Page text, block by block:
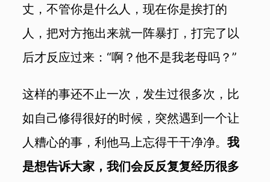
丈，不管你是什么人，现在你是挨打的
人，把对方拖出来就一阵暴打，打完了以
后才反应过来：“啊？他不是我老母吗？”
这样的事还不止一次，发生过很多次，比
如自己修得很好的时候，突然遇到一个让
人糟心的事，利他马上忘得干干净净。我
是想告诉大家，我们会反反复复经历很多